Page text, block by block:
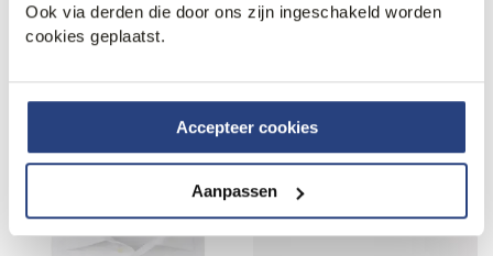
Ook via derden die door ons zijn ingeschakeld worden
cookies geplaatst.
Accepteer cookies
Aanpassen
Pantalon
99,95
189,95
113,95
Weekdeal.